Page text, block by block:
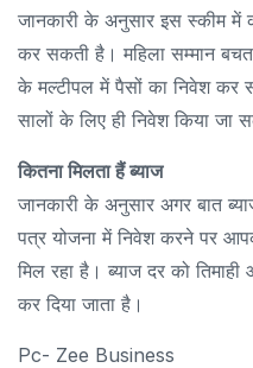
जानकारी के अनुसार इस स्कीम में
कर सकती है। महिला सम्मान
के मल्टीपल में पैसों का निवेश कर
सालों के लिए ही निवेश किया जा
कितना मिलता हैं ब्याज
जानकारी के अनुसार अगर बात
पत्र योजना में निवेश करने पर
मिल रहा है। ब्याज दर को
कर दिया जाता है।
Pc- Zee Business